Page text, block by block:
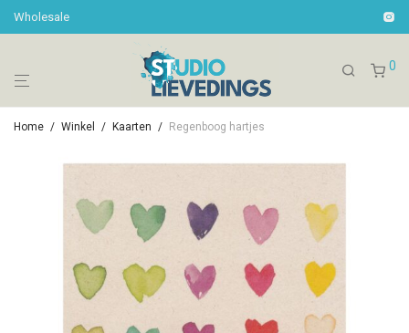
Wholesale
0
Home / Winkel / Kaarten / Regenboog hartjes